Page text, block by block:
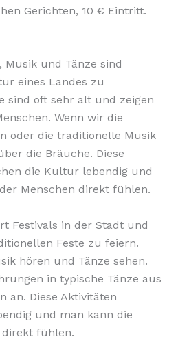
Gerichten, 10 € Eintritt.
und Tänze sind
eines Landes zu
sind oft sehr alt und zeigen
Wenn wir die
oder die traditionelle Musik
die Bräuche. Diese
die Kultur lebendig und
Menschen direkt fühlen.
Festivals in der Stadt und
Feste zu feiern.
hören und Tänze sehen.
in typische Tänze aus
an. Diese Aktivitäten
und man kann die
direkt fühlen.